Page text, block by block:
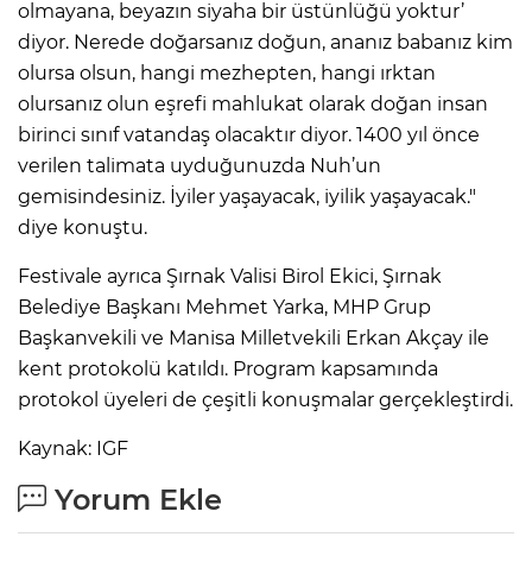
olmayana, beyazın siyaha bir üstünlüğü yoktur’
diyor. Nerede doğarsanız doğun, ananız babanız kim
olursa olsun, hangi mezhepten, hangi ırktan
olursanız olun eşrefi mahlukat olarak doğan insan
birinci sınıf vatandaş olacaktır diyor. 1400 yıl önce
verilen talimata uyduğunuzda Nuh’un
gemisindesiniz. İyiler yaşayacak, iyilik yaşayacak."
diye konuştu.
Festivale ayrıca Şırnak Valisi Birol Ekici, Şırnak
Belediye Başkanı Mehmet Yarka, MHP Grup
Başkanvekili ve Manisa Milletvekili Erkan Akçay ile
kent protokolü katıldı. Program kapsamında
protokol üyeleri de çeşitli konuşmalar gerçekleştirdi.
Kaynak: IGF
Yorum Ekle